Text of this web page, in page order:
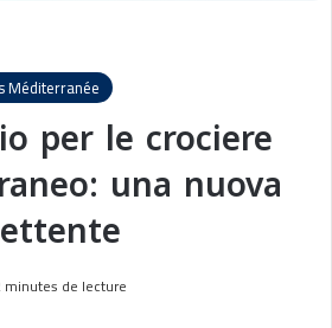
Méditerranée
per le crociere
una nuova
minutes de lecture